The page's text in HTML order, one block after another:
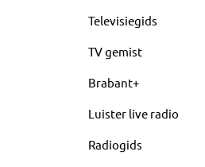
Televisiegids
TV gemist
Brabant+
Luister live radio
Radiogids